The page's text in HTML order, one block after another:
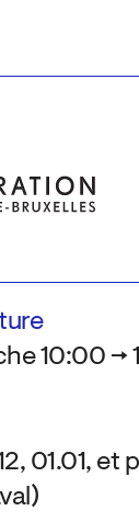
10:00 →
01.01, et